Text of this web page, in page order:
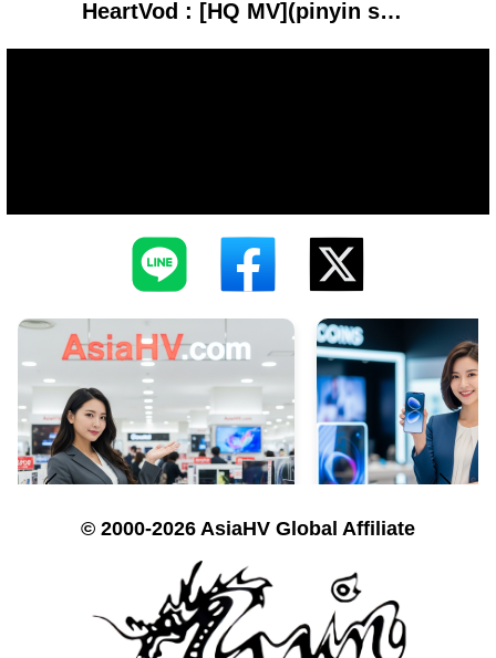
HeartVod : [HQ MV](pinyin sub)Liu Yifei-Heart throb 刘亦菲-心悸
© 2000-2026 AsiaHV Global Affiliate